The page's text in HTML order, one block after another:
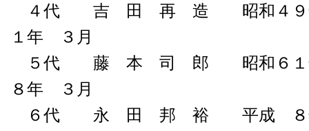
４代 吉 田 再 造 昭和４９
１年 ３月
５代 藤 本 司 郎 昭和６
８年 ３月
６代 永 田 邦 裕 平成 ８